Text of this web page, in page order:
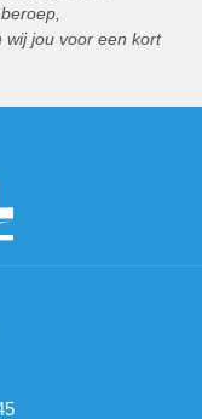
wij jou voor een kort